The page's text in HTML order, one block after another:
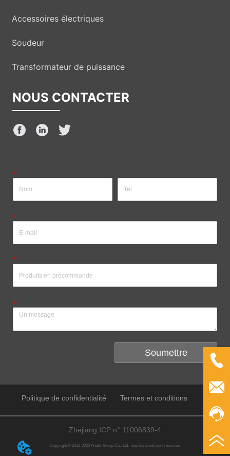
Accessoires électriques
Soudeur
Transformateur de puissance
NOUS CONTACTER
*
*
*
*
Soumettre
Politique de confidentialité Termes et conditions
Zhejiang ICP n° 11006839-4
Copyright © 2012-2020 Andeli Group Co., Ltd. Tous les droits sont réservés.